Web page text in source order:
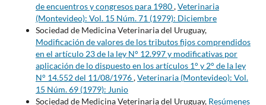
de encuentros y congresos para 1980,Veterinaria
(Montevideo): Vol. 15 Núm. 71 (1979): Diciembre
Sociedad de Medicina Veterinaria del Uruguay,
Modificación de valores de los tributos fijos comprendidos
en el artículo 23 de la ley N° 12.997 y modificativas por
aplicación de lo dispuesto en los artículos 1° y 2° de la ley
N° 14.552 del 11/08/1976,Veterinaria (Montevideo): Vol.
15 Núm. 69 (1979): Junio
Sociedad de Medicina Veterinaria del Uruguay, Resúmenes